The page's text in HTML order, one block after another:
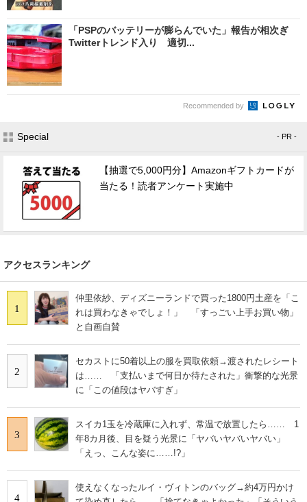
「PSPのバッテリーが膨らんでいた」報告が相次ぎ
Twitterトレンド入り 適切...
Recommended by
Special - PR -
【抽選で5,000円分】Amazonギフトカードが
当たる！読者アンケート実施中
アクセスランキング
1
仲里依紗、ディズニーランドで買った1800円土産を「こ
れは買わなきゃでしょ！」 「すっごい上手お買い物」
と自画自賛
2
セカストに50着以上の服を買取依頼→渡されたレシート
は…… 「支払いまで何日か待たされた」衝撃的な光景
に「この値段はヤバすぎ」
3
スイカ1玉を冷蔵庫に入れず、常温で放置したら…… 1
年8カ月後、目を疑う光景に「ヤバいヤバいヤバい」
「えっ、こんな姿に……!?」
4
使えなくなったルイ・ヴィトンのバッグ→約4万円かけ